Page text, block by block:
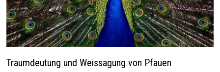
Traumdeutung und Weissagung von Pfauen